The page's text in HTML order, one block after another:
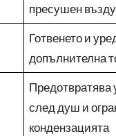
пресушен
Готвенето и
допълнителна
Предотвратява
след душ и
кондензацията